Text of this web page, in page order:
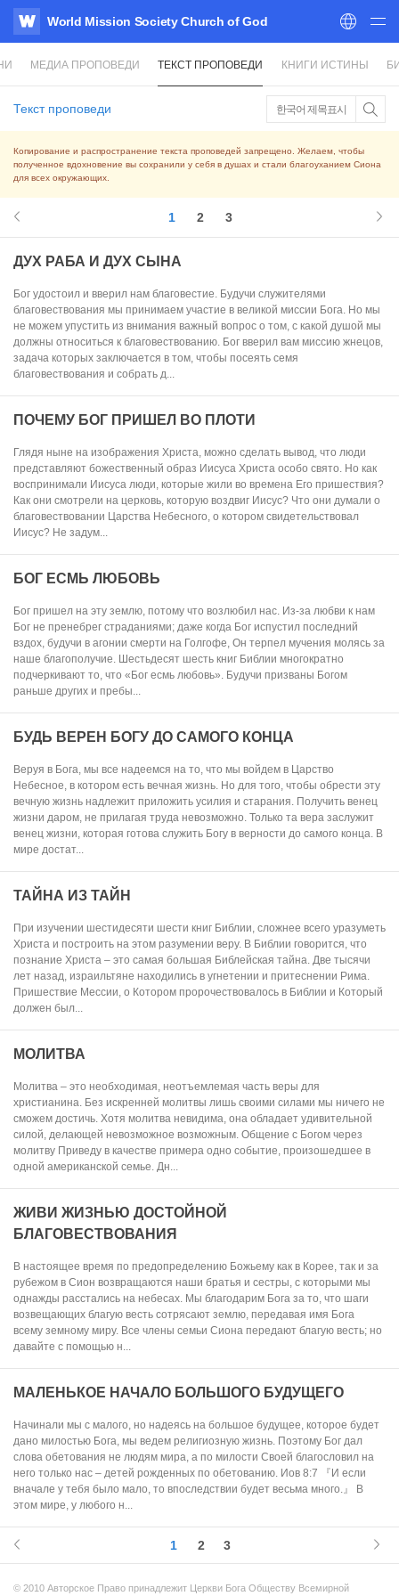
WATV
World Mission Society Church of God
МЕДИА ПРОПОВЕДИ ТЕКСТ ПРОПОВЕДИ КНИГИ ИСТИНЫ
Текст проповеди 한국어 제목표시
Копирование и распространение текста проповедей запрещено. Желаем, чтобы
полученное вдохновение вы сохранили у себя в душах и стали благоуханием Сиона
для всех окружающих.
1 2 3
ДУХ РАБА И ДУХ СЫНА
Бог удостоил и вверил нам благовестие. Будучи служителями
благовествования мы принимаем участие в великой миссии Бога. Но мы
не можем упустить из внимания важный вопрос о том, с какой душой мы
должны относиться к благовествованию. Бог вверил вам миссию жнецов,
задача которых заключается в том, чтобы посеять семя
благовествования и собрать д...
ПОЧЕМУ БОГ ПРИШЕЛ ВО ПЛОТИ
Глядя ныне на изображения Христа, можно сделать вывод, что люди
представляют божественный образ Иисуса Христа особо свято. Но как
воспринимали Иисуса люди, которые жили во времена Его пришествия?
Как они смотрели на церковь, которую воздвиг Иисус? Что они думали о
благовествовании Царства Небесного, о котором свидетельствовал
Иисус? Не задум...
БОГ ЕСМЬ ЛЮБОВЬ
Бог пришел на эту землю, потому что возлюбил нас. Из-за любви к нам
Бог не пренебрег страданиями; даже когда Бог испустил последний
вздох, будучи в агонии смерти на Голгофе, Он терпел мучения молясь за
наше благополучие. Шестьдесят шесть книг Библии многократно
подчеркивают то, что «Бог есмь любовь». Будучи призваны Богом
раньше других и пребы...
БУДЬ ВЕРЕН БОГУ ДО САМОГО КОНЦА
Веруя в Бога, мы все надеемся на то, что мы войдем в Царство
Небесное, в котором есть вечная жизнь. Но для того, чтобы обрести эту
вечную жизнь надлежит приложить усилия и старания. Получить венец
жизни даром, не прилагая труда невозможно. Только та вера заслужит
венец жизни, которая готова служить Богу в верности до самого конца. В
мире достат...
ТАЙНА ИЗ ТАЙН
При изучении шестидесяти шести книг Библии, сложнее всего уразуметь
Христа и построить на этом разумении веру. В Библии говорится, что
познание Христа – это самая большая Библейская тайна. Две тысячи
лет назад, израильтяне находились в угнетении и притеснении Рима.
Пришествие Мессии, о Котором пророчествовалось в Библии и Который
должен был...
МОЛИТВА
Молитва – это необходимая, неотъемлемая часть веры для
христианина. Без искренней молитвы лишь своими силами мы ничего не
сможем достичь. Хотя молитва невидима, она обладает удивительной
силой, делающей невозможное возможным. Общение с Богом через
молитву Приведу в качестве примера одно событие, произошедшее в
одной американской семье. Дн...
ЖИВИ ЖИЗНЬЮ ДОСТОЙНОЙ
БЛАГОВЕСТВОВАНИЯ
В настоящее время по предопределению Божьему как в Корее, так и за
рубежом в Сион возвращаются наши братья и сестры, с которыми мы
однажды расстались на небесах. Мы благодарим Бога за то, что шаги
возвещающих благую весть сотрясают землю, передавая имя Бога
всему земному миру. Все члены семьи Сиона передают благую весть; но
давайте с помощью н...
МАЛЕНЬКОЕ НАЧАЛО БОЛЬШОГО БУДУЩЕГО
Начинали мы с малого, но надеясь на большое будущее, которое будет
дано милостью Бога, мы ведем религиозную жизнь. Поэтому Бог дал
слова обетования не людям мира, а по милости Своей благословил на
него только нас – детей рожденных по обетованию. Иов 8:7 『И если
вначале у тебя было мало, то впоследствии будет весьма много.』 В
этом мире, у любого н...
1 2 3
© 2010 Авторское Право принадлежит Церкви Бога Обществу Всемирной